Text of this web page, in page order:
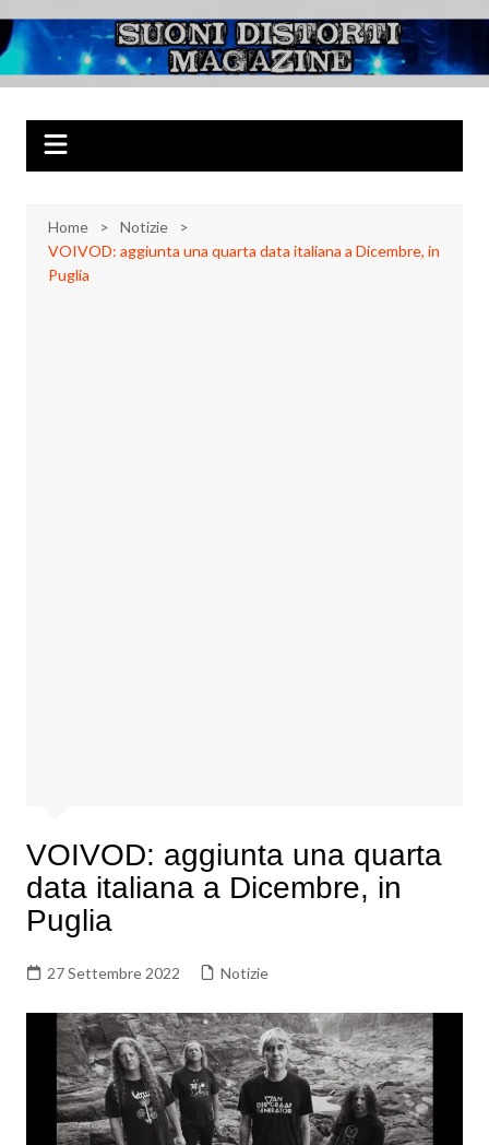
al
contenuto
Suoni Distorti
Magazine
Musica Rock, Metal, Punk e varie sonorità alternative
Home
Notizie
VOIVOD: aggiunta una quarta data italiana a Dicembre, in
Puglia
VOIVOD: aggiunta una quarta
data italiana a Dicembre, in
Puglia
27 Settembre 2022 Notizie